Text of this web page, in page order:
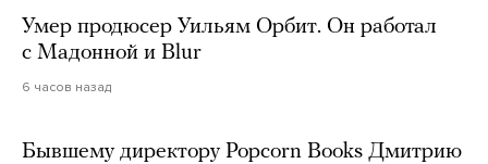
Умер продюсер Уильям Орбит. Он работал
с Мадонной и Blur
6 часов назад
Бывшему директору Popcorn Books Дмитрию